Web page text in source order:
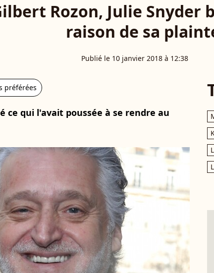
Rozon, Julie Snyder
raison de sa
Publié le 10 janvier 2018 à 12:38
préférées
ce qui l'avait poussée à se rendre au